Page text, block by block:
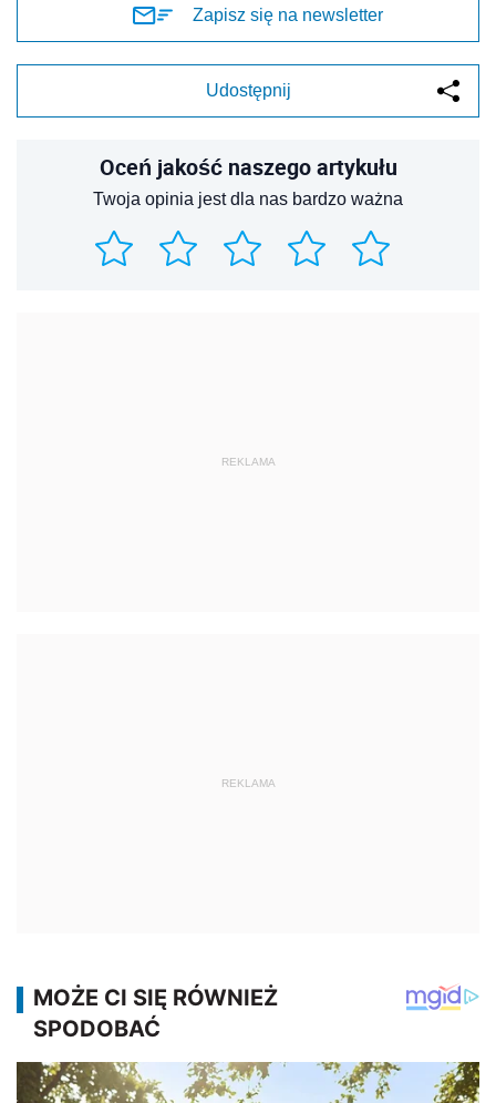
Zapisz się na newsletter
Udostępnij
Oceń jakość naszego artykułu
Twoja opinia jest dla nas bardzo ważna
REKLAMA
REKLAMA